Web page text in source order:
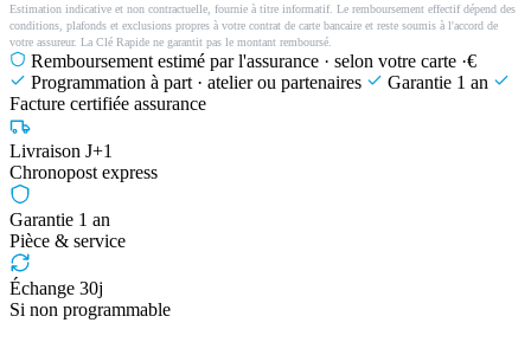
Estimation indicative et non contractuelle, fournie à titre informatif. Le remboursement effectif dépend des
conditions, plafonds et exclusions propres à votre contrat de carte bancaire et reste soumis à l'accord de
votre assureur. La Clé Rapide ne garantit pas le montant remboursé.
Remboursement estimé par l'assurance · selon votre carte ·€
Programmation à part · atelier ou partenaires
Garantie 1 an
Facture certifiée assurance
Livraison J+1
Chronopost express
Garantie 1 an
Pièce & service
Échange 30j
Si non programmable